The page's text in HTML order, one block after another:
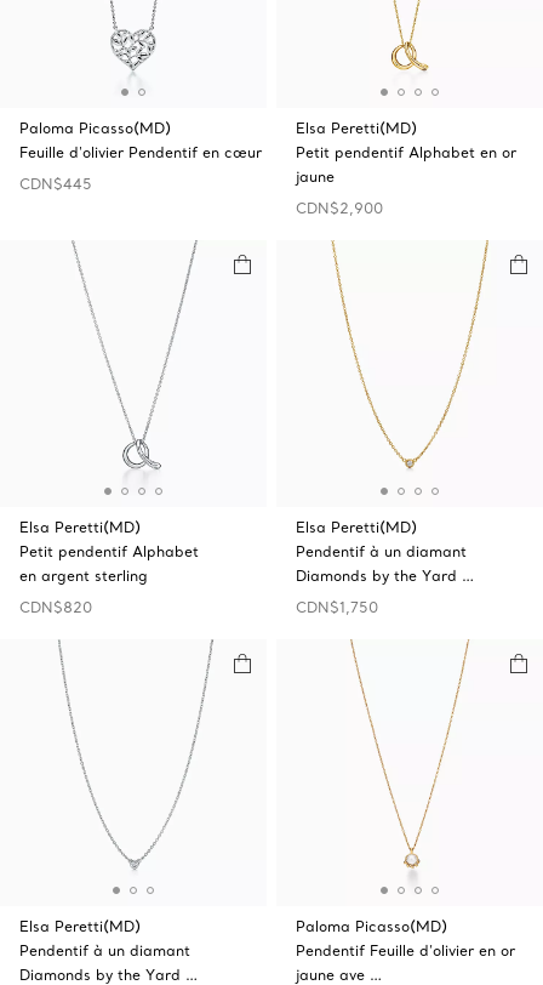
Paloma Picasso(MD)
Feuille d'olivier Pendentif en cœur
CDN$445
Elsa Peretti(MD)
Petit pendentif Alphabet en or
jaune
CDN$2,900
Elsa Peretti(MD)
Petit pendentif Alphabet
en argent sterling
CDN$820
Elsa Peretti(MD)
Pendentif à un diamant
Diamonds by the Yard …
CDN$1,750
Elsa Peretti(MD)
Pendentif à un diamant
Diamonds by the Yard …
Paloma Picasso(MD)
Pendentif Feuille d’olivier en or
jaune ave …